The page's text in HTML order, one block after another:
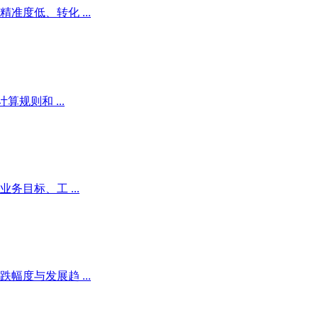
准度低、转化 ...
算规则和 ...
务目标、工 ...
幅度与发展趋 ...